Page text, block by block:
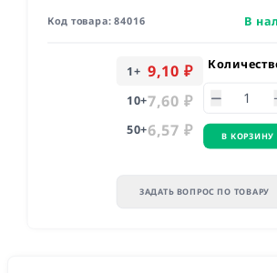
Код товара:84016 В
1+ 9,10 ₽
10+7,60 ₽
50+6,57 ₽ В КОРЗИНУ
ЗАДАТЬ ВОПРОС ПО ТОВАРУ